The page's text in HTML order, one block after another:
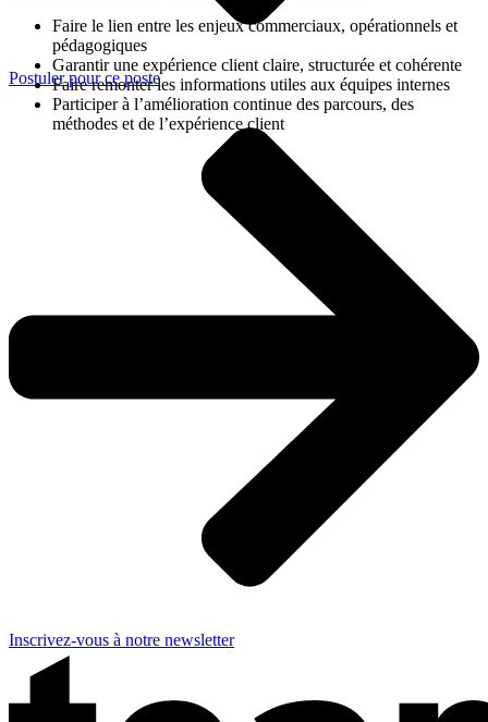
Faire le lien entre les enjeux commerciaux, opérationnels et
pédagogiques
Garantir une expérience client claire, structurée et cohérente
Faire remonter les informations utiles aux équipes internes
Participer à l’amélioration continue des parcours, des
méthodes et de l’expérience client
Postuler pour ce poste
Inscrivez-vous à notre newsletter